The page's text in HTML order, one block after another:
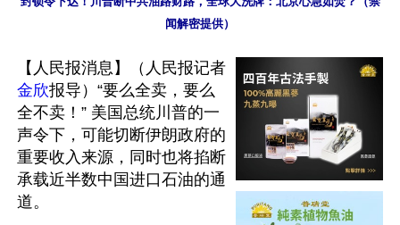
闻解密提供）
【人民报消息】（人民报记者
金欣报导）“要么全卖，要么
全不卖！” 美国总统川普的一
声令下，可能切断伊朗政府的
重要收入来源，同时也将掐断
承载近半数中国进口石油的通
道。